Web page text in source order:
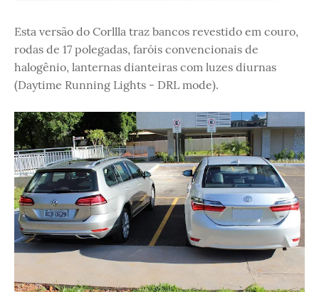
Esta versão do Corllla traz bancos revestido em couro,
rodas de 17 polegadas, faróis convencionais de
halogênio, lanternas dianteiras com luzes diurnas
(Daytime Running Lights - DRL mode).